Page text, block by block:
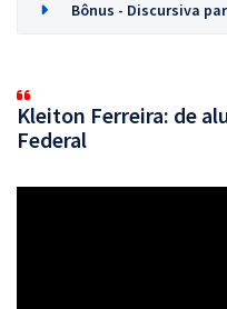
Bônus - Discursiva
Kleiton Ferreira: de
Federal